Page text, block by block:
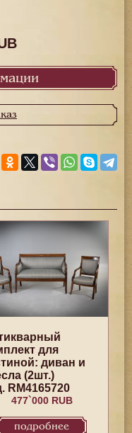
для
диван и
(2шт.)
RM4165720
477`000 RUB
подробнее